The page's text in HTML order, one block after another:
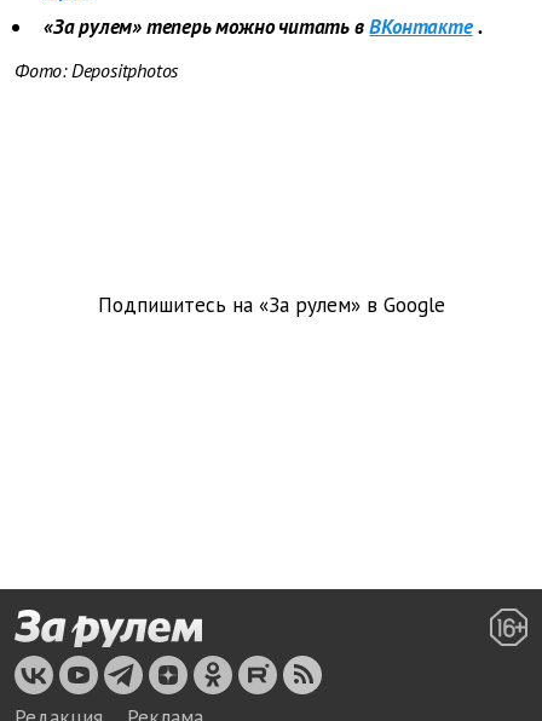
«За рулем» теперь можно читать в ВКонтакте .
Фото: Depositphotos
Подпишитесь на «За рулем» в Google